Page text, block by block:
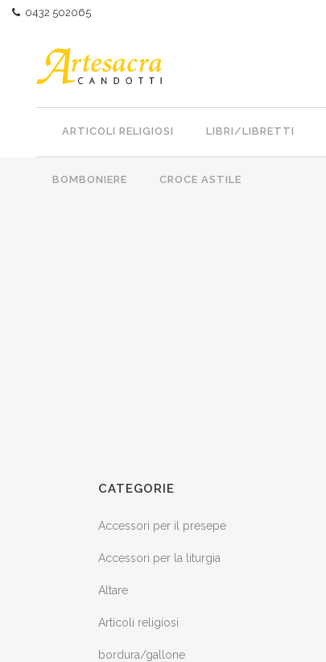
0432 502065
ARTICOLI RELIGIOSI LIBRI/LIBRETTI
BOMBONIERE CROCE ASTILE
CATEGORIE
Accessori per il presepe
Accessori per la liturgia
Altare
Articoli religiosi
bordura/gallone